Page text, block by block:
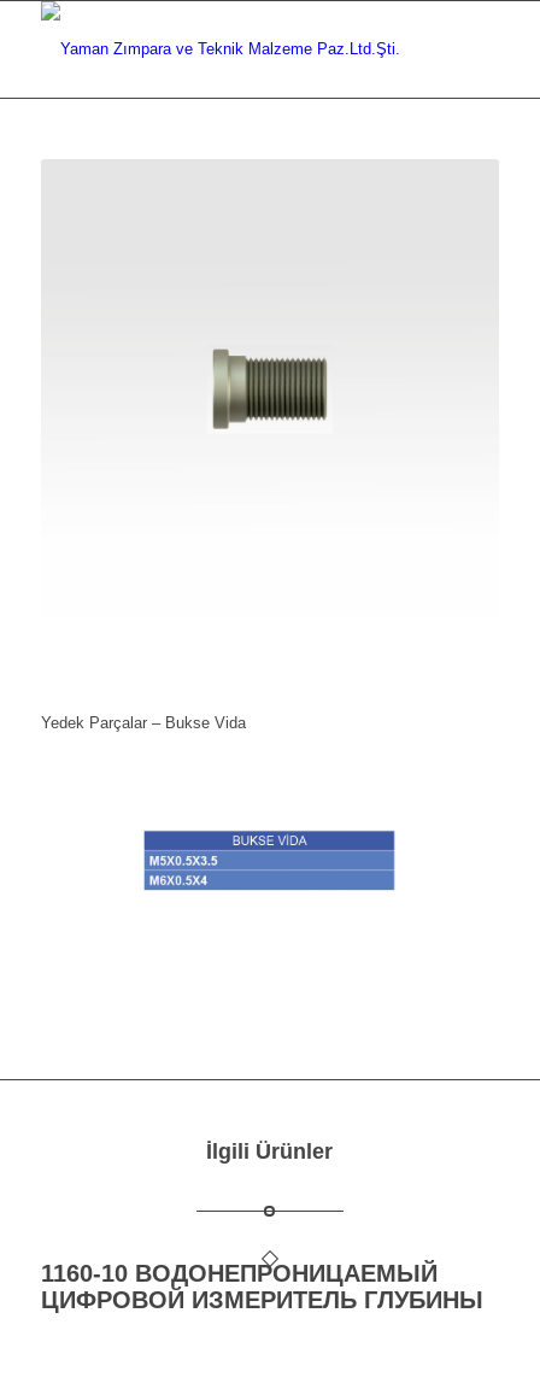
Yedek Parçalar – Bukse Vida
İlgili Ürünler
1160-10 ВОДОНЕПРОНИЦАЕМЫЙ
ЦИФРОВОЙ ИЗМЕРИТЕЛЬ ГЛУБИНЫ